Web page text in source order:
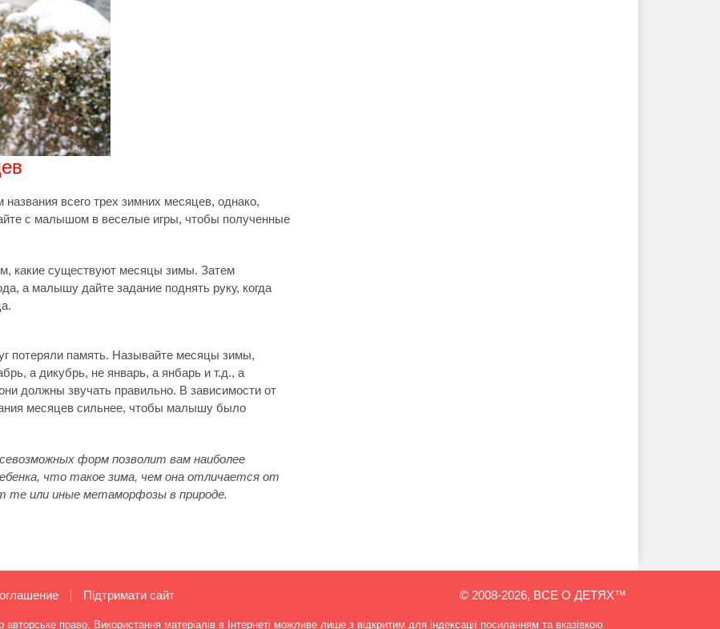
всего трех зимних месяцев, однако,
с малышом в веселые игры, чтобы полученные
какие существуют месяцы зимы. Затем
а малышу дайте задание поднять руку, когда
потеряли память. Называйте месяцы зимы,
а дикубрь, не январь, а янбарь и т.д., а
должны звучать правильно. В зависимости от
месяцев сильнее, чтобы малышу было
форм позволит вам наиболее
что такое зима, чем она отличается от
те или иные метаморфозы в природе.
Підтримати сайт © 2008-2026, ВСЕ О ДЕТЯХ™
право. Використання матеріалів в Інтернеті можливе лише з відкритим для індексації посиланням та вказівкою